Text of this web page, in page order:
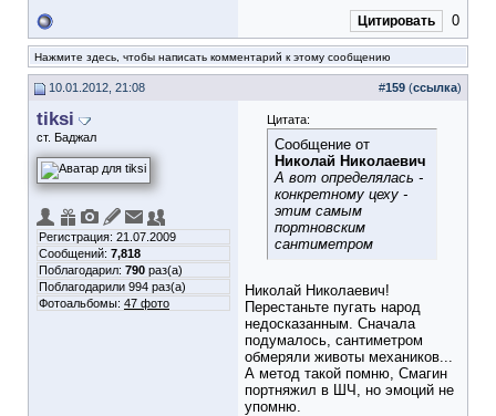
Цитировать 0
Нажмите здесь, чтобы написать комментарий к этому сообщению
10.01.2012, 21:08 #159 (ссылка)
tiksi
ст. Баджал
Регистрация: 21.07.2009
Сообщений: 7,818
Поблагодарил: 790 раз(а)
Поблагодарили 994 раз(а)
Фотоальбомы: 47 фото
Цитата:
Сообщение от
Николай Николаевич
А вот определялась -
конкретному цеху -
этим самым
портновским
сантиметром
Николай Николаевич!
Перестаньте пугать народ
недосказанным. Сначала
подумалось, сантиметром
обмеряли животы механиков...
А метод такой помню, Смагин
портняжил в ШЧ, но эмоций не
упомню.